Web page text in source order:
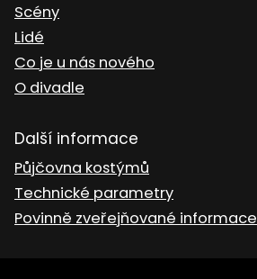
Scény
Lidé
Co je u nás nového
O divadle
Další informace
Půjčovna kostýmů
Technické parametry
Povinně zveřejňované informace